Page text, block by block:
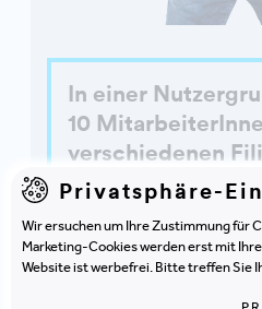
In einer
10
verschiedenen
entwickelten wir
sogenannten
Er gewährleistet,
KundInnen und
immer im
Privatsphäre-
Wir ersuchen um Ihre Zustimmung für
Marketing-Cookies werden erst mit
Website ist werbefrei. Bitte treffen Sie